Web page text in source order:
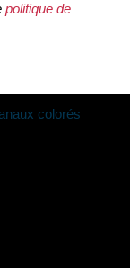
politique de